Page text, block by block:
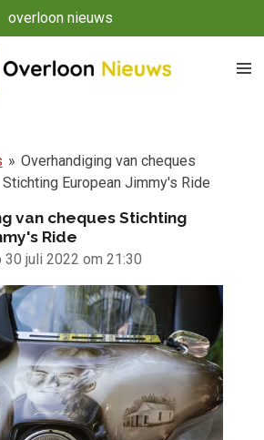
overloon nieuws
» Overhandiging van cheques
Stichting European Jimmy's Ride
van cheques Stichting
Ride
30 juli 2022 om 21:30